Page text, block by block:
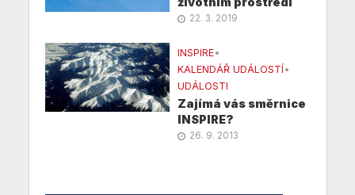
22. 3. 2019
INSPIRE•
KALENDÁŘ UDÁLOSTÍ•
UDÁLOSTI
Zajímá vás směrnice
INSPIRE?
26. 9. 2013